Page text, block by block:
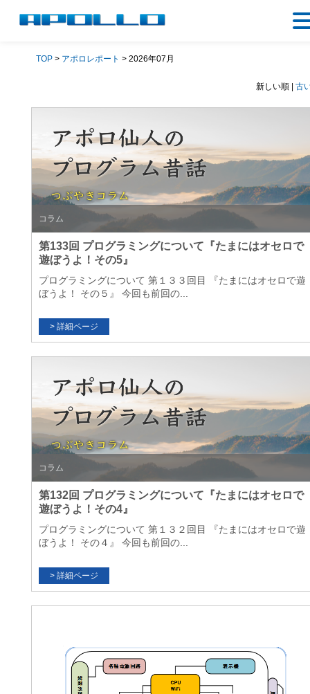
TOP > アポロレポート > 2026年07月
新しい順 | 古
コラム
第133回 プログラミングについて『たまにはオセロで
遊ぼうよ！その5』
プログラミングについて 第１３３回目 『たまにはオセロで遊
ぼうよ！ その５』 今回も前回の...
コラム
第132回 プログラミングについて『たまにはオセロで
遊ぼうよ！その4』
プログラミングについて 第１３２回目 『たまにはオセロで遊
ぼうよ！ その４』 今回も前回の...